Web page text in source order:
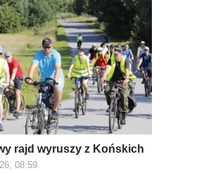
rajd wyruszy z Końskich
08:59